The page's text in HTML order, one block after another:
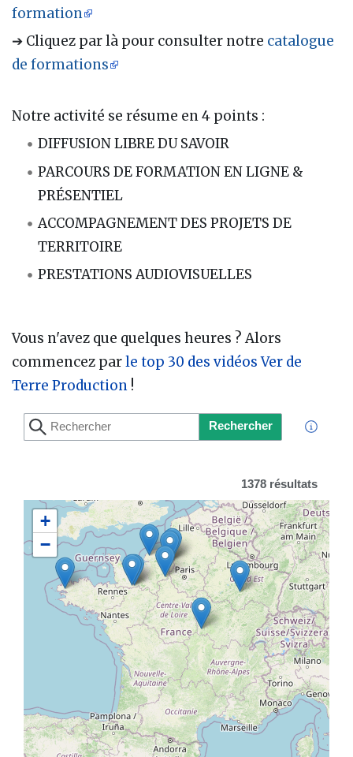
formation
➔ Cliquez par là pour consulter notre catalogue
de formations
Notre activité se résume en 4 points :
DIFFUSION LIBRE DU SAVOIR
PARCOURS DE FORMATION EN LIGNE &
PRÉSENTIEL
ACCOMPAGNEMENT DES PROJETS DE
TERRITOIRE
PRESTATIONS AUDIOVISUELLES
Vous n'avez que quelques heures ? Alors
commencez parle top 30 des vidéos Ver de
Terre Production !
Rechercher
1378 résultats
+
−